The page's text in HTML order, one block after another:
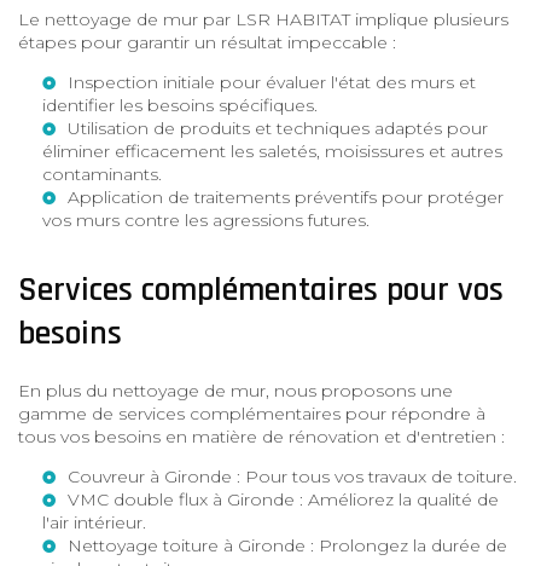
Le nettoyage de mur par LSR HABITAT implique plusieurs
étapes pour garantir un résultat impeccable :
Inspection initiale pour évaluer l'état des murs et
identifier les besoins spécifiques.
Utilisation de produits et techniques adaptés pour
éliminer efficacement les saletés, moisissures et autres
contaminants.
Application de traitements préventifs pour protéger
vos murs contre les agressions futures.
Services complémentaires pour vos
besoins
En plus du nettoyage de mur, nous proposons une
gamme de services complémentaires pour répondre à
tous vos besoins en matière de rénovation et d'entretien :
Couvreur à Gironde : Pour tous vos travaux de toiture.
VMC double flux à Gironde : Améliorez la qualité de
l'air intérieur.
Nettoyage toiture à Gironde : Prolongez la durée de